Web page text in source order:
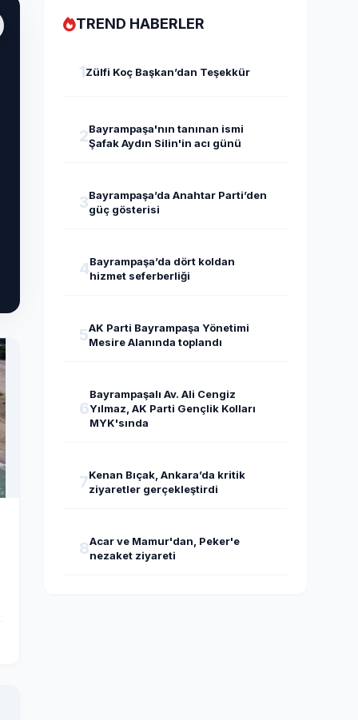
TREND HABERLER
1Zülfi Koç Başkan’dan Teşekkür
2Bayrampaşa'nın tanınan ismi
Şafak Aydın Silin'in acı günü
3Bayrampaşa’da Anahtar Parti’den
güç gösterisi
4Bayrampaşa’da dört koldan
hizmet seferberliği
5AK Parti Bayrampaşa Yönetimi
Mesire Alanında toplandı
6
Bayrampaşalı Av. Ali Cengiz
Yılmaz, AK Parti Gençlik Kolları
MYK'sında
7Kenan Bıçak, Ankara’da kritik
ziyaretler gerçekleştirdi
8Acar ve Mamur'dan, Peker'e
nezaket ziyareti